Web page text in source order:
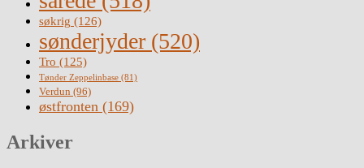
søkrig (126)
sønderjyder (520)
Tro (125)
Tønder Zeppelinbase (81)
Verdun (96)
østfronten (169)
Arkiver